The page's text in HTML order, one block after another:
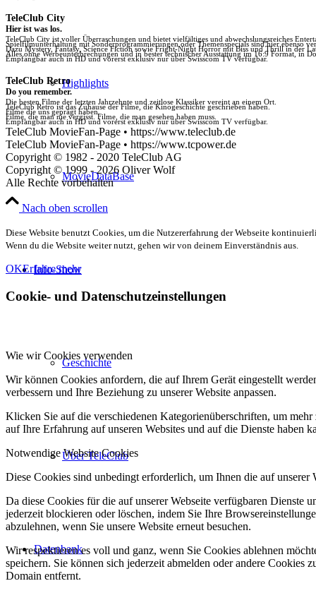
Highlights
MovieDataBase
Info-Show
Geschichte
Über TeleClub
Datenbank
TeleClub City
Hier ist was los.
TeleClub City ist voller Überraschungen und bietet vielfältiges und abwechslungsreiches
Spielfilmunterhaltung mit Sonderprogrammierungen oder Themenspecials sind hier ebenso
Dazu Mystery, Fantasy, Science Fiction sowie Fright-Night Horror mit Biss und Thrill in der
Alles ohne Werbeunterbrechungen und in bester technischer Ausstattung im 16:9 Format, in
Empfangbar auch in HD und vorerst exklusiv nur über Swisscom TV verfügbar.
TeleClub Retro
Do you remember.
Die besten Filme der letzten Jahrzehnte und zeitlose Klassiker vereint an einem Ort.
TeleClub Retro ist das Zuhause der Filme, die Kinogeschichte geschrieben haben.
Filme die uns geprägt haben.
Filme, die man nie vergisst. Filme, die man gesehen haben muss.
Empfangbar auch in HD und vorerst exklusiv nur über Swisscom TV verfügbar.
TeleClub MovieFan-Page • https://www.teleclub.de
TeleClub MovieFan-Page • https://www.tcpower.de
Copyright © 1982 - 2020 TeleClub AG
Copyright © 1999 - 2026 Oliver Wolf
Alle Rechte vorbehalten
Nach oben scrollen
Diese Website benutzt Cookies, um die Nutzererfahrung der Webseite
Wenn du die Website weiter nutzt, gehen wir von deinem Einverständnis aus.
OKErfahre mehr
Cookie- und Datenschutzeinstellungen
Wie wir Cookies verwenden
Wir können Cookies anfordern, die auf Ihrem Gerät eingestellt
verbessern und Ihre Beziehung zu unserer Website anpassen.
Klicken Sie auf die verschiedenen Kategorienüberschriften, um
auf Ihre Erfahrung auf unseren Websites und auf die Dienste haben
Notwendige Website Cookies
Diese Cookies sind unbedingt erforderlich, um Ihnen die auf
Da diese Cookies für die auf unserer Webseite verfügbaren
jederzeit blockieren oder löschen, indem Sie Ihre
abzulehnen, wenn Sie unsere Website erneut besuchen.
Wir respektieren es voll und ganz, wenn Sie Cookies ablehnen
speichern. Sie können sich jederzeit abmelden oder andere Cookies
Domain entfernt.